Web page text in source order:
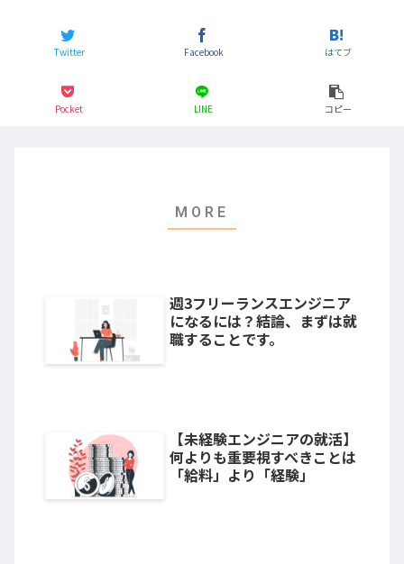
Twitter Facebook はてブ
Pocket LINE コピー
週3フリーランスエンジニア
になるには？結論、まずは就
職することです。
【未経験エンジニアの就活】
何よりも重要視すべきことは
「給料」より「経験」